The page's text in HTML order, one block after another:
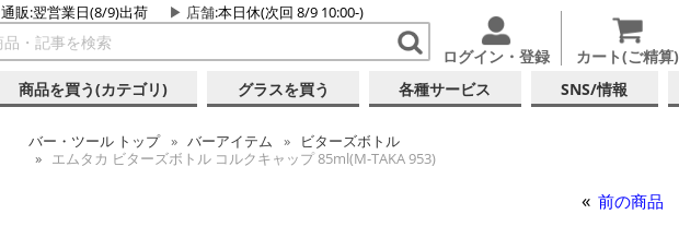
通販:翌営業日(8/9)出荷 店舗:本日休(次回 8/9 10:00-)
ログイン・登録 カート(ご精算)
商品を買う(カテゴリ) グラスを買う 各種サービス SNS/情報
バー・ツール トップ バーアイテム
ビターズボトル
エムタカ ビターズボトル コルクキャップ 85ml(M-TAKA 953)
前の商品